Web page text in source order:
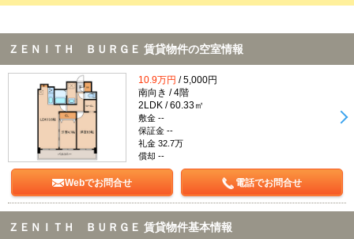
物件特集から
不動産会社から
TOP
ＺＥＮＩＴＨ ＢＵＲＧＥ 賃貸物件の空室情報
10.9万円 / 5,000円
南向き / 4階
2LDK / 60.33㎡
敷金 --
保証金 --
礼金 32.7万
償却 --
Webでお問合せ 電話でお問合せ
ＺＥＮＩＴＨ ＢＵＲＧＥ 賃貸物件基本情報